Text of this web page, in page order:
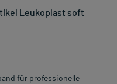
Leukoplast soft
für professionelle